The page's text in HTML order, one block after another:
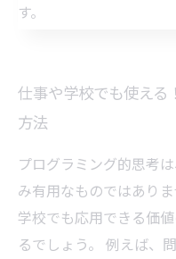
す。
仕事や学校でも使える
方法
プログラミング的思考
み有用なものではあり
学校でも応用できる価
るでしょう。 例えば、